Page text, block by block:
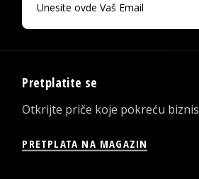
Pretplatite se
Otkrijte priče koje pokreću biznis
PRETPLATA NA MAGAZIN